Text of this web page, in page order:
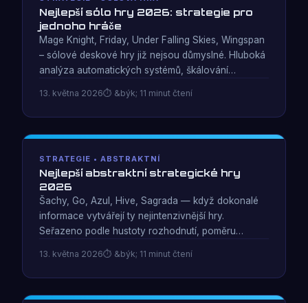
Nejlepší sólo hry 2026: strategie pro
jednoho hráče
Mage Knight, Friday, Under Falling Skies, Wingspan
– sólové deskové hry již nejsou důmyslné. Hluboká
analýza automatických systémů, škálování
od solitaire pro více hráčů.
13. května 2026 &býk; 11 minut čtení
STRATEGIE • ABSTRAKTNÍ
Nejlepší abstraktní strategické hry
2026
Šachy, Go, Azul, Hive, Sagrada — když dokonalé
informace vytvářejí ty nejintenzivnější hry.
Seřazeno podle hustoty rozhodnutí, poměru
skutečně určuje vítěze.
13. května 2026 &býk; 11 minut čtení